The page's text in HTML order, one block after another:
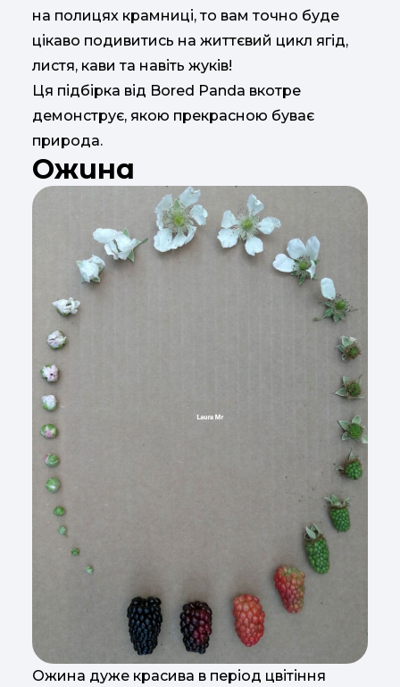
на полицях крамниці, то вам точно буде
цікаво подивитись на життєвий цикл ягід,
листя, кави та навіть жуків!
Ця підбірка від Bored Panda вкотре
демонструє, якою прекрасною буває
природа.
Ожина
Ожина дуже красива в період цвітіння